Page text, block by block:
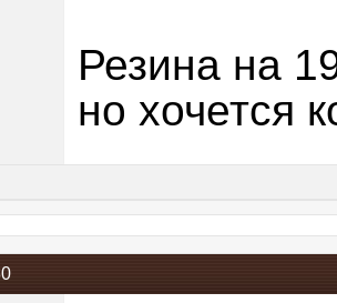
Резина на
но хочется